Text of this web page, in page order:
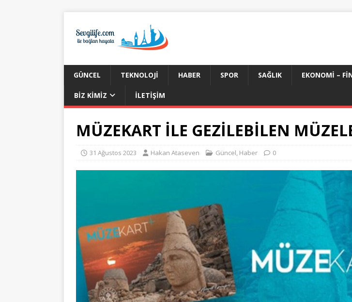
GÜNCEL TEKNOLOJI HABER SPOR SAĞLIK EKONOMI –
BIZ KIMIZ İLETIŞIM
MÜZEKART İLE GEZİLEBİLEN
31 Ağustos 2023 Hakan Ataseven Güncel, Haber 0